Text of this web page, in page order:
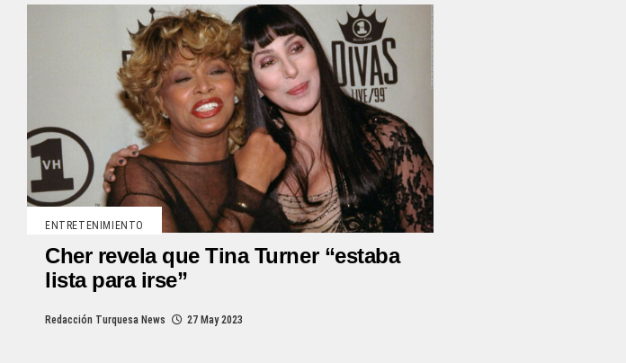
ENTRETENIMIENTO
Cher revela que Tina Turner “estaba
lista para irse”
Redacción Turquesa News 27 May 2023